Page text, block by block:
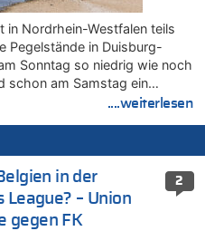
in Nordrhein-Westfalen teils
Pegelstände in Duisburg-
Sonntag so niedrig wie noch
schon am Samstag ein…
....weiterlesen
2
in der
League? – Union
gegen FK